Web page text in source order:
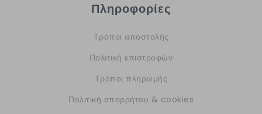
Πληροφορίες
Τρόποι αποστολής
Πολιτική επιστροφών
Τρόποι πληρωμής
Πολιτική απορρήτου & cookies